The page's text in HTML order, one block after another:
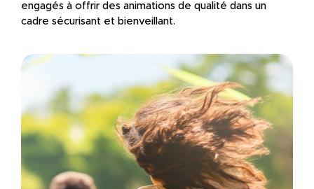
engagés à offrir des animations de qualité dans un
cadre sécurisant et bienveillant.